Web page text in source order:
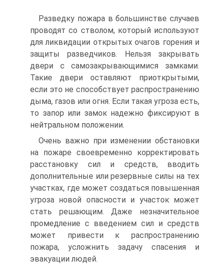
Разведку пожара в большинстве случаев
проводят со стволом, который используют
для ликвидации открытых очагов горения и
защиты разведчиков. Нельзя закрывать
двери с самозакрывающимися замками.
Такие двери оставляют приоткрытыми,
если это не способствует распространению
дыма, газов или огня. Если такая угроза есть,
то запор или замок надежно фиксируют в
нейтральном положении.
Очень важно при изменении обстановки
на пожаре своевременно корректировать
расстановку сил и средств, вводить
дополнительные или резервные силы на тех
участках, где может создаться повышенная
угроза новой опасности и участок может
стать решающим. Даже незначительное
промедление с введением сил и средств
может привести к распространению
пожара, усложнить задачу спасения и
эвакуации людей.